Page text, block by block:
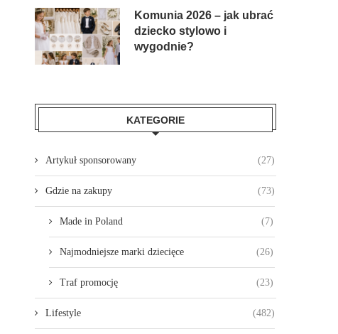
Komunia 2026 – jak ubrać
dziecko stylowo i
wygodnie?
KATEGORIE
Artykuł sponsorowany (27)
Gdzie na zakupy (73)
Made in Poland (7)
Najmodniejsze marki dziecięce (26)
Traf promocję (23)
Lifestyle (482)